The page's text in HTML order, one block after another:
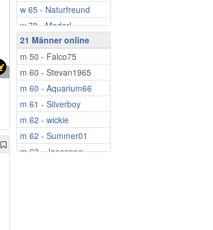
w 65 - Naturfreund
w 78 - Moderl
21 Männer online
m 50 - Falco75
m 60 - Stevan1965
m 60 - Aquarium66
m 61 - Silverboy
m 62 - wickie
m 62 - Summer01
m 63 - Joeseppe